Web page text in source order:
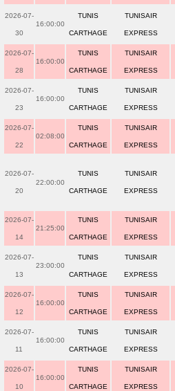
2026-07-
30
16:00:00
TUNIS
CARTHAGE
TUNISAIR
EXPRESS
2026-07-
28
16:00:00
TUNIS
CARTHAGE
TUNISAIR
EXPRESS
2026-07-
23
16:00:00
TUNIS
CARTHAGE
TUNISAIR
EXPRESS
2026-07-
22
02:08:00
TUNIS
CARTHAGE
TUNISAIR
EXPRESS
2026-07-
20
22:00:00
TUNIS
CARTHAGE
TUNISAIR
EXPRESS
2026-07-
14
21:25:00
TUNIS
CARTHAGE
TUNISAIR
EXPRESS
2026-07-
13
23:00:00
TUNIS
CARTHAGE
TUNISAIR
EXPRESS
2026-07-
12
16:00:00
TUNIS
CARTHAGE
TUNISAIR
EXPRESS
2026-07-
11
16:00:00
TUNIS
CARTHAGE
TUNISAIR
EXPRESS
2026-07-
10
16:00:00
TUNIS
CARTHAGE
TUNISAIR
EXPRESS